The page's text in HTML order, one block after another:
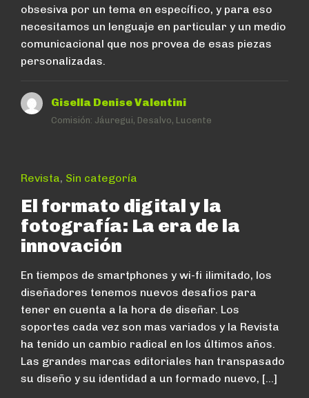
obsesiva por un tema en específico, y para eso
necesitamos un lenguaje en particular y un medio
comunicacional que nos provea de esas piezas
personalizadas.
Gisella Denise Valentini
Comisión: Jáuregui, Desalvo, Lucente
Revista, Sin categoría
El formato digital y la
fotografía: La era de la
innovación
En tiempos de smartphones y wi-fi ilimitado, los
diseñadores tenemos nuevos desafios para
tener en cuenta a la hora de diseñar. Los
soportes cada vez son mas variados y la Revista
ha tenido un cambio radical en los últimos años.
Las grandes marcas editoriales han transpasado
su diseño y su identidad a un formado nuevo, […]